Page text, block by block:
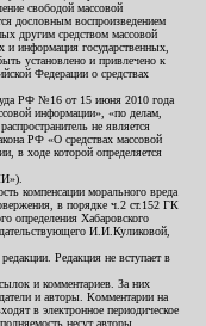
свободой массовой
дословным воспроизведением
другим средством массовой
и информация государственных,
установлено и привлечено к
Федерации о средствах
РФ №16 от 15 июня 2010 года
информации», «по делам,
не является
РФ «О средствах массовой
в ходе которой определяется
компенсации морального вреда
в порядке ч.2 ст.152 ГК
определения Хабаровского
И.И.Куликовой,
Редакция не вступает в
и комментариев. За них
и авторы. Комментарии на
в электронное периодическое
несут авторы.